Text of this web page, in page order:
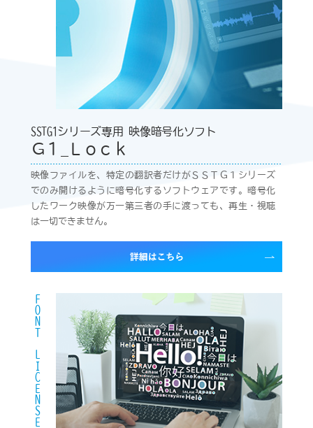
SSTG1シリーズ専用 映像暗号化ソフト
Ｇ１_Ｌｏｃｋ
映像ファイルを、特定の翻訳者だけがＳＳＴＧ１シリーズ
でのみ開けるように暗号化するソフトウェアです。暗号化
したワーク映像が万一第三者の手に渡っても、再生・視聴
は一切できません。
FONT LICENSE